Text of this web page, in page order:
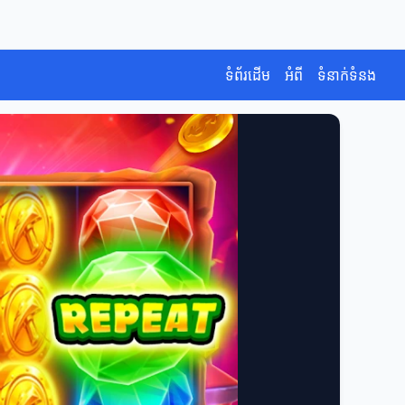
ទំព័រដើម អំពី ទំនាក់ទំនង